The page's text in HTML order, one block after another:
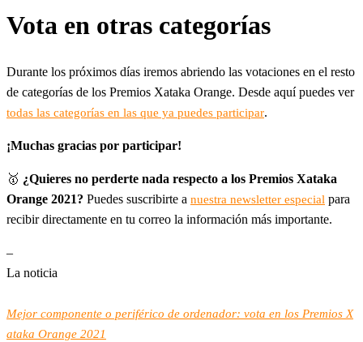
Vota en otras categorías
Durante los próximos días iremos abriendo las votaciones en el resto
de categorías de los Premios Xataka Orange. Desde aquí puedes ver
todas las categorías en las que ya puedes participar.
¡Muchas gracias por participar!
🥇 ¿Quieres no perderte nada respecto a los Premios Xataka
Orange 2021? Puedes suscribirte a nuestra newsletter especial para
recibir directamente en tu correo la información más importante.
–
La noticia
Mejor componente o periférico de ordenador: vota en los Premios X
ataka Orange 2021